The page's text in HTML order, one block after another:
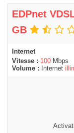
EDPnet
GB
Internet
Vitesse : 100 Mbps
Volume :
Internet